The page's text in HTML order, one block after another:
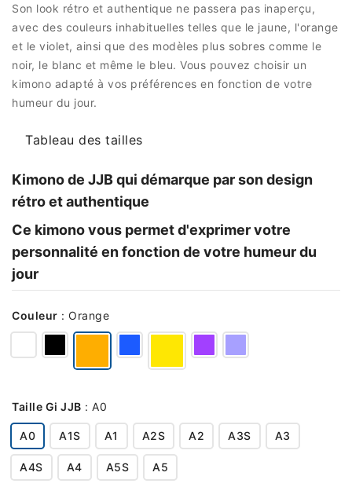
Son look rétro et authentique ne passera pas inaperçu,
avec des couleurs inhabituelles telles que le jaune, l'orange
et le violet, ainsi que des modèles plus sobres comme le
noir, le blanc et même le bleu. Vous pouvez choisir un
kimono adapté à vos préférences en fonction de votre
humeur du jour.
Tableau des tailles
Kimono de JJB qui démarque par son design
rétro et authentique
Ce kimono vous permet d'exprimer votre
personnalité en fonction de votre humeur du
jour
Couleur : Orange
Taille Gi JJB : A0
A0 A1S A1 A2S A2 A3S A3
A4S A4 A5S A5